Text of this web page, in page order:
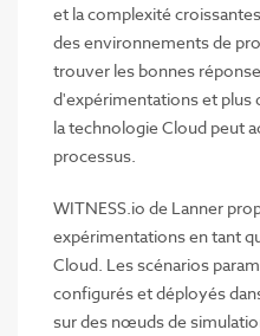
et la complexité
des environnements de
trouver les bonnes
d'expérimentations et plus
la technologie Cloud peut
processus.
WITNESS.io de Lanner
expérimentations en tant
Cloud. Les scénarios
configurés et déployés
sur des nœuds de